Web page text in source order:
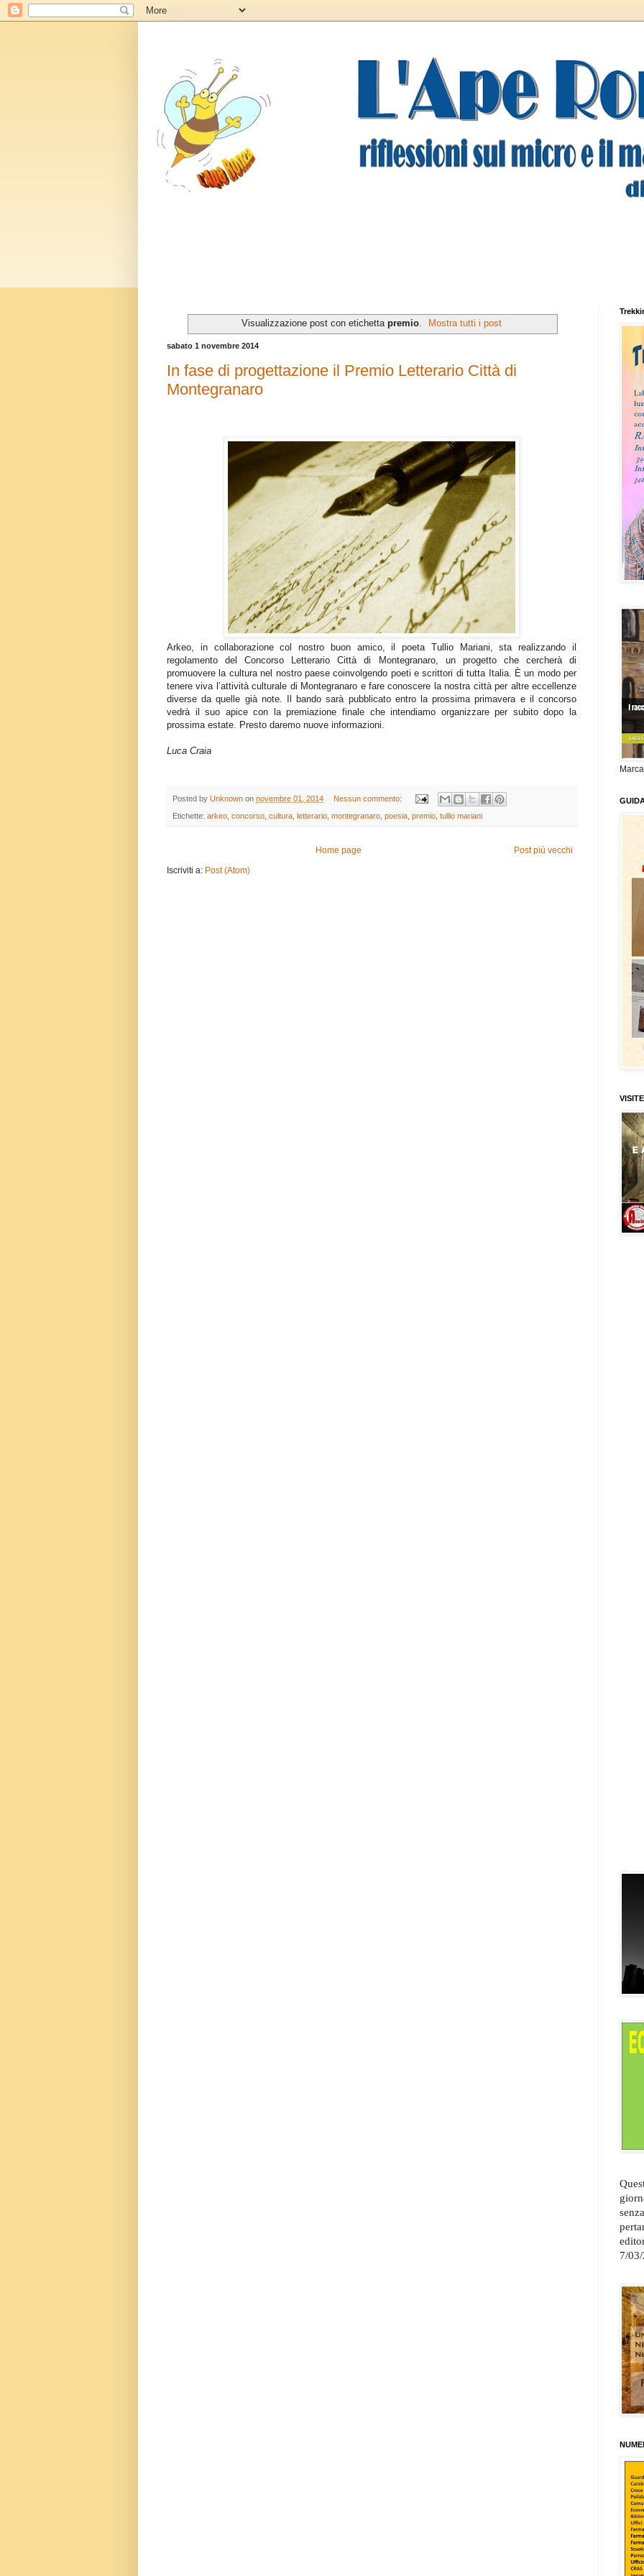
Visualizzazione post con etichetta premio. Mostra tutti i post
sabato 1 novembre 2014
In fase di progettazione il Premio Letterario Città di
Montegranaro
Arkeo, in collaborazione col nostro buon amico, il poeta Tullio Mariani, sta realizzando il
regolamento del Concorso Letterario Città di Montegranaro, un progetto che cercherà di
promuovere la cultura nel nostro paese coinvolgendo poeti e scrittori di tutta Italia. È un modo per
tenere viva l’attività culturale di Montegranaro e fare conoscere la nostra città per altre eccellenze
diverse da quelle già note. Il bando sarà pubblicato entro la prossima primavera e il concorso
vedrà il suo apice con la premiazione finale che intendiamo organizzare per subito dopo la
prossima estate. Presto daremo nuove informazioni.
Luca Craia
Posted by Unknown on novembre 01, 2014 Nessun commento:
Etichette: arkeo concorso cultura letterario montegranaro poesia premio tullio mariani
Post più vecchi
Home page
Iscriviti a: Post (Atom)
Marca
VISITE
7/